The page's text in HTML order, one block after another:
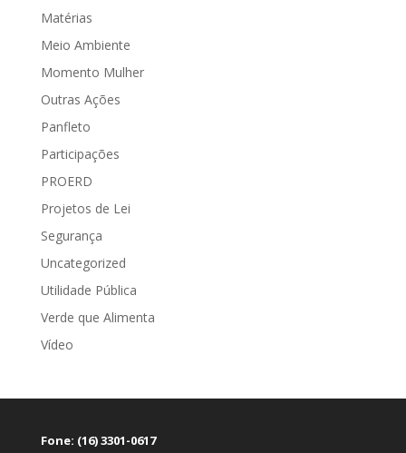
Matérias
Meio Ambiente
Momento Mulher
Outras Ações
Panfleto
Participações
PROERD
Projetos de Lei
Segurança
Uncategorized
Utilidade Pública
Verde que Alimenta
Vídeo
Fone: (16) 3301-0617